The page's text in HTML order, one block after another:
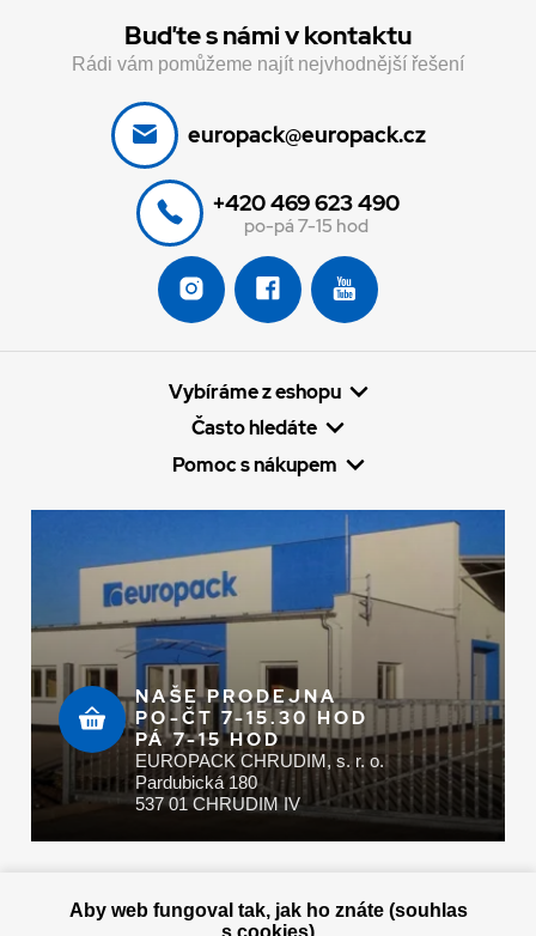
Buďte s námi v kontaktu
Rádi vám pomůžeme najít nejvhodnější řešení
europack@europack.cz
+420 469 623 490
po-pá 7-15 hod
Vybíráme z eshopu
Často hledáte
Pomoc s nákupem
NAŠE PRODEJNA
PO-ČT 7-15.30 HOD
PÁ 7-15 HOD
EUROPACK CHRUDIM, s. r. o.
Pardubická 180
537 01 CHRUDIM IV
Aby web fungoval tak, jak ho znáte (souhlas
s cookies)